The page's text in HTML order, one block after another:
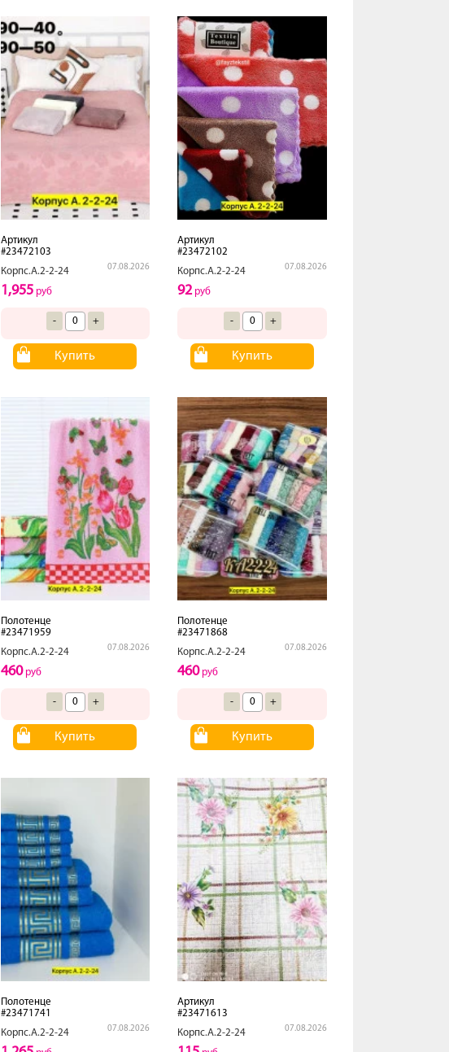
Артикул
#23472103
Корпс.А.2-2-24
07.08.2026
1,955руб
- +
Купить
Артикул
#23472102
Корпс.А.2-2-24
07.08.2026
92руб
- +
Купить
Полотенце
#23471959
Корпс.А.2-2-24
07.08.2026
460руб
- +
Купить
Полотенце
#23471868
Корпс.А.2-2-24
07.08.2026
460руб
- +
Купить
Полотенце
#23471741
Корпс.А.2-2-24
07.08.2026
Артикул
#23471613
Корпс.А.2-2-24
07.08.2026